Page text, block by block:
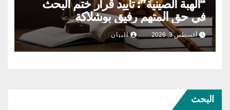
“الهبة الصينية”: تأييد قرار ختم البحث
في حق المتهم رفيق بوشلاكة
أغسطس 3, 2026 البيان
البحث